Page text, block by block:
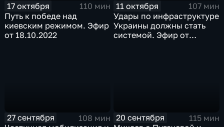
17 октября
110 мин
Путь к победе над
киевским режимом. Эфир
от 18.10.2022
11 октября
107 мин
Удары по инфраструктуре
Украины должны стать
системой. Эфир от
27 сентября
108 мин
20 сентября
115 мин